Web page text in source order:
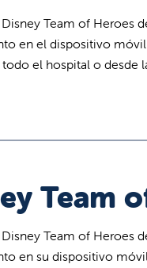
Team of Heroes
en el dispositivo
todo el hospital o
Team
Team of Heroes
en su dispositivo